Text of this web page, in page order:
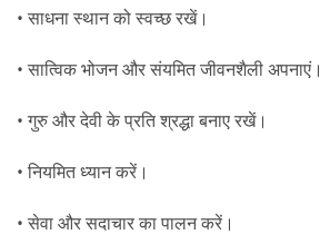
• साधना स्थान को स्वच्छ रखें।
• सात्विक भोजन और संयमित जीवनशैली अपनाएं।
• गुरु और देवी के प्रति श्रद्धा बनाए रखें।
• नियमित ध्यान करें।
• सेवा और सदाचार का पालन करें।